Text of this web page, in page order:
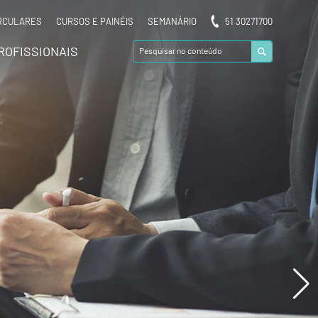
CURSOS E PAINÉIS SEMANÁRIO 51 30271700